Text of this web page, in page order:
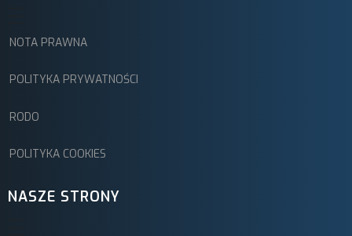
NOTA PRAWNA
POLITYKA PRYWATNOŚCI
RODO
POLITYKA COOKIES
NASZE STRONY